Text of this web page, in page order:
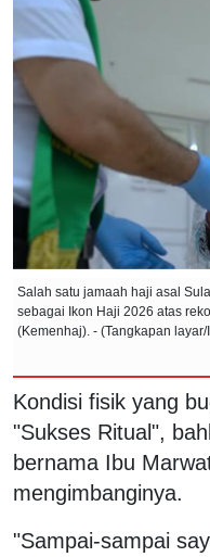
Salah satu jamaah haji asal
sebagai Ikon Haji 2026 atas
(Kemenhaj). - (Tangkapan
Kondisi fisik yang
"Sukses Ritual",
bernama Ibu
mengimbanginya.
"Sampai-sampai